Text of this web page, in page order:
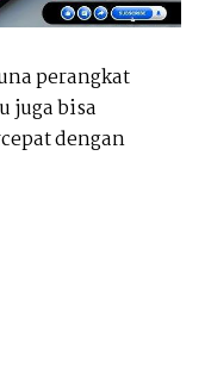
perangkat
juga bisa
dengan